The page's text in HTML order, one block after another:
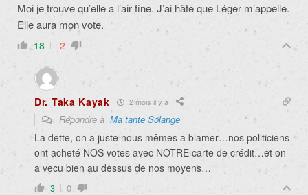
Moi je trouve qu’elle a l’air fine. J’ai hâte que Léger m’appelle.
Elle aura mon vote.
18 -2
Dr. Taka Kayak 2 mois il y a
Répondre à Ma tante Solange
La dette, on a juste nous mêmes a blamer…nos politiciens
ont acheté NOS votes avec NOTRE carte de crédit…et on
a vecu bien au dessus de nos moyens…
3 0